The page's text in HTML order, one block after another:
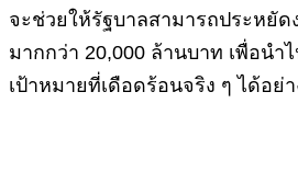
จะช่วยให้รัฐบาลสามารถประหยั
มากกว่า 20,000 ล้านบาท เพื่อนำ
เป้าหมายที่เดือดร้อนจริง ๆ ได้อย่